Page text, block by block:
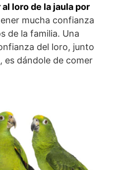
loro de la jaula por
mucha confianza
de la familia. Una
del loro, junto
es dándole de comer